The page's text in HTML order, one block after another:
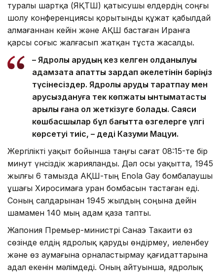
туралы шартқа (ЯҚТШ) қатысушы елдердің соңғы
шолу конференциясы қорытынды құжат қабылдай
алмағаннан кейін және АҚШ бастаған Иранға
қарсы соғыс жалғасып жатқан тұста жасалды.
– Ядролық қарудың кез келген қолданылуы
адамзатқа апатты зардап әкелетінін бәріңіз
түсінесіздер. Ядролық қаруды таратпау мен
қарусыздануға тек көпжақты ынтымақтастық
арқылы ғана қол жеткізуге болады. Саяси
көшбасшылар бұл бағытта өзгелерге үлгі
көрсетуі тиіс, – деді Казуми Мацуи.
Жергілікті уақыт бойынша таңғы сағат 08:15-те бір
минут үнсіздік жарияланды. Дәл осы уақытта, 1945
жылғы 6 тамызда АҚШ-тың Enola Gay бомбалаушы
ұшағы Хиросимаға уран бомбасын тастаған еді.
Соның салдарынан 1945 жылдың соңына дейін
шамамен 140 мың адам қаза тапты.
Жапония Премьер-министрі Санаэ Такаити өз
сөзінде елдің ядролық қаруды өндірмеу, иеленбеу
және өз аумағына орналастырмау қағидаттарына
адал екенін мәлімдеді. Оның айтуынша, ядролық